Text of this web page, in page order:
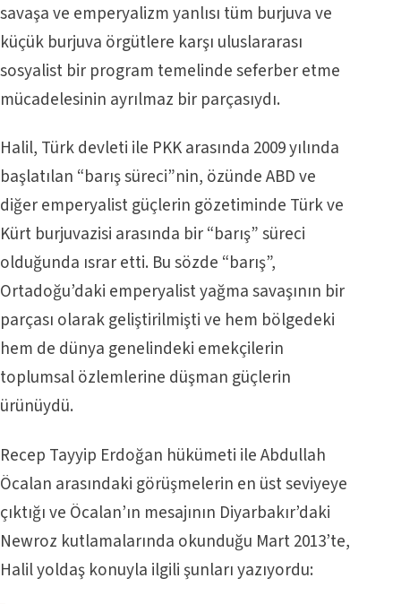
savaşa ve emperyalizm yanlısı tüm burjuva ve
küçük burjuva örgütlere karşı uluslararası
sosyalist bir program temelinde seferber etme
mücadelesinin ayrılmaz bir parçasıydı.
Halil, Türk devleti ile PKK arasında 2009 yılında
başlatılan “barış süreci”nin, özünde ABD ve
diğer emperyalist güçlerin gözetiminde Türk ve
Kürt burjuvazisi arasında bir “barış” süreci
olduğunda ısrar etti. Bu sözde “barış”,
Ortadoğu’daki emperyalist yağma savaşının bir
parçası olarak geliştirilmişti ve hem bölgedeki
hem de dünya genelindeki emekçilerin
toplumsal özlemlerine düşman güçlerin
ürünüydü.
Recep Tayyip Erdoğan hükümeti ile Abdullah
Öcalan arasındaki görüşmelerin en üst seviyeye
çıktığı ve Öcalan’ın mesajının Diyarbakır’daki
Newroz kutlamalarında okunduğu Mart 2013’te,
Halil yoldaş konuyla ilgili şunları yazıyordu: